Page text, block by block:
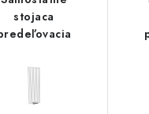
stojaca
Biela